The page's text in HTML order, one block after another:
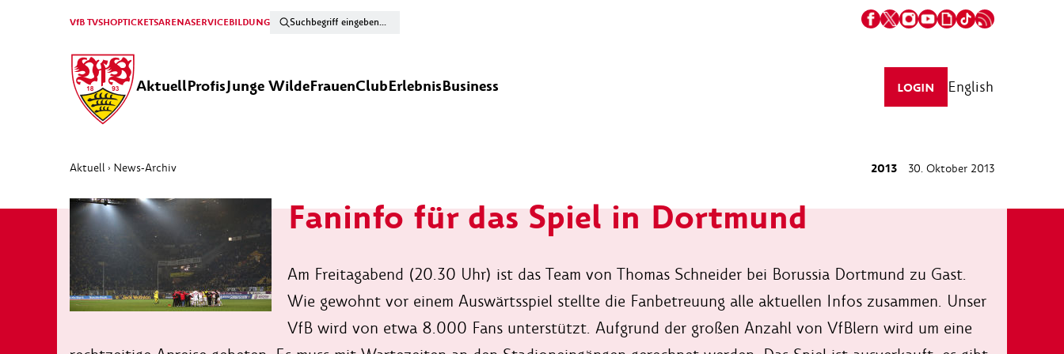
VfB TVSHOPTICKETSARENASERVICEBILDUNG
AktuellProfisJunge WildeFrauenClubErlebnisBusiness LOGIN English
Aktuell › News-Archiv 2013 30. Oktober 2013
Faninfo für das Spiel in Dortmund
Am Freitagabend (20.30 Uhr) ist das Team von Thomas Schneider bei Borussia Dortmund zu Gast.
Wie gewohnt vor einem Auswärtsspiel stellte die Fanbetreuung alle aktuellen Infos zusammen. Unser
VfB wird von etwa 8.000 Fans unterstützt. Aufgrund der großen Anzahl von VfBlern wird um eine